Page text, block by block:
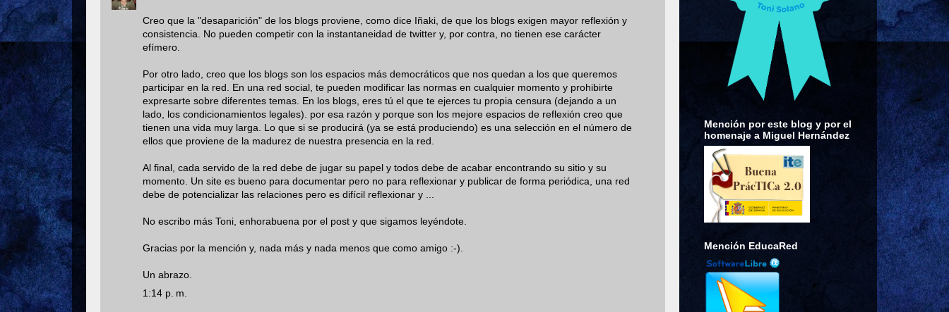
Creo que la "desaparición" de los blogs proviene, como dice Iñaki, de que los blogs exigen mayor reflexión y
consistencia. No pueden competir con la instantaneidad de twitter y, por contra, no tienen ese carácter
efímero.
Por otro lado, creo que los blogs son los espacios más democráticos que nos quedan a los que queremos
participar en la red. En una red social, te pueden modificar las normas en cualquier momento y prohibirte
expresarte sobre diferentes temas. En los blogs, eres tú el que te ejerces tu propia censura (dejando a un
lado, los condicionamientos legales). por esa razón y porque son los mejore espacios de reflexión creo que
tienen una vida muy larga. Lo que si se producirá (ya se está produciendo) es una selección en el número de
ellos que proviene de la madurez de nuestra presencia en la red.
Al final, cada servido de la red debe de jugar su papel y todos debe de acabar encontrando su sitio y su
momento. Un site es bueno para documentar pero no para reflexionar y publicar de forma periódica, una red
debe de potencializar las relaciones pero es difícil reflexionar y ...
No escribo más Toni, enhorabuena por el post y que sigamos leyéndote.
Gracias por la mención y, nada más y nada menos que como amigo :-).
Un abrazo.
1:14 p. m.
Mención por este blog y por el
homenaje a Miguel Hernández
Mención EducaRed